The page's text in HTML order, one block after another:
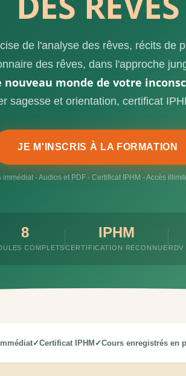
de l'analyse des rêves, récits de
des rêves, dans l'approche
nouveau monde de votre
sagesse et orientation, certificat
JE M'INSCRIS À LA FORMATION
immédiat - Audios et PDF - Certificat IPHM - Accès
8
COMPLETS
IPHM
CERTIFICATION RECONNUERDV
Certificat IPHM Cours enregistrés en